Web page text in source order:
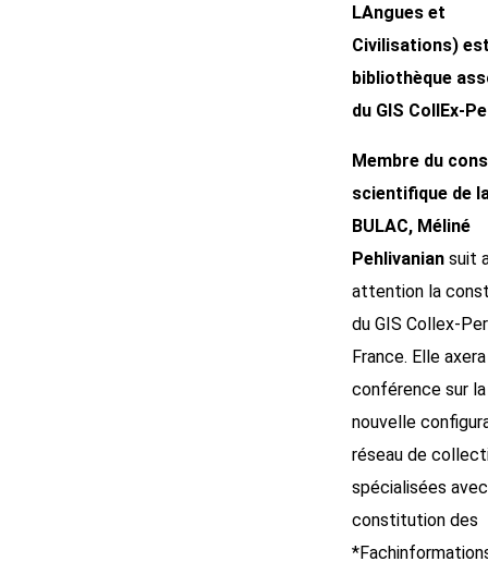
LAngues et
Civilisations)
bibliothèque
du GIS CollEx-
Membre du
scientifique de
BULAC, Méliné
Pehlivanian suit
attention la
du GIS Collex-
France. Elle
conférence sur la
nouvelle
réseau de
spécialisées
constitution des